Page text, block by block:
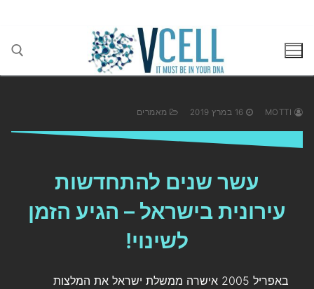
16 במרץ 2019 מאמרים
עשר שנים להתחדשות
עירונית בישראל – הגיע הזמן
לשינוי!
באפריל 2005 אישרה ממשלת ישראל את המלצות